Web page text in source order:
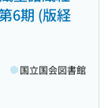
6期 (版経
国立国会図書館